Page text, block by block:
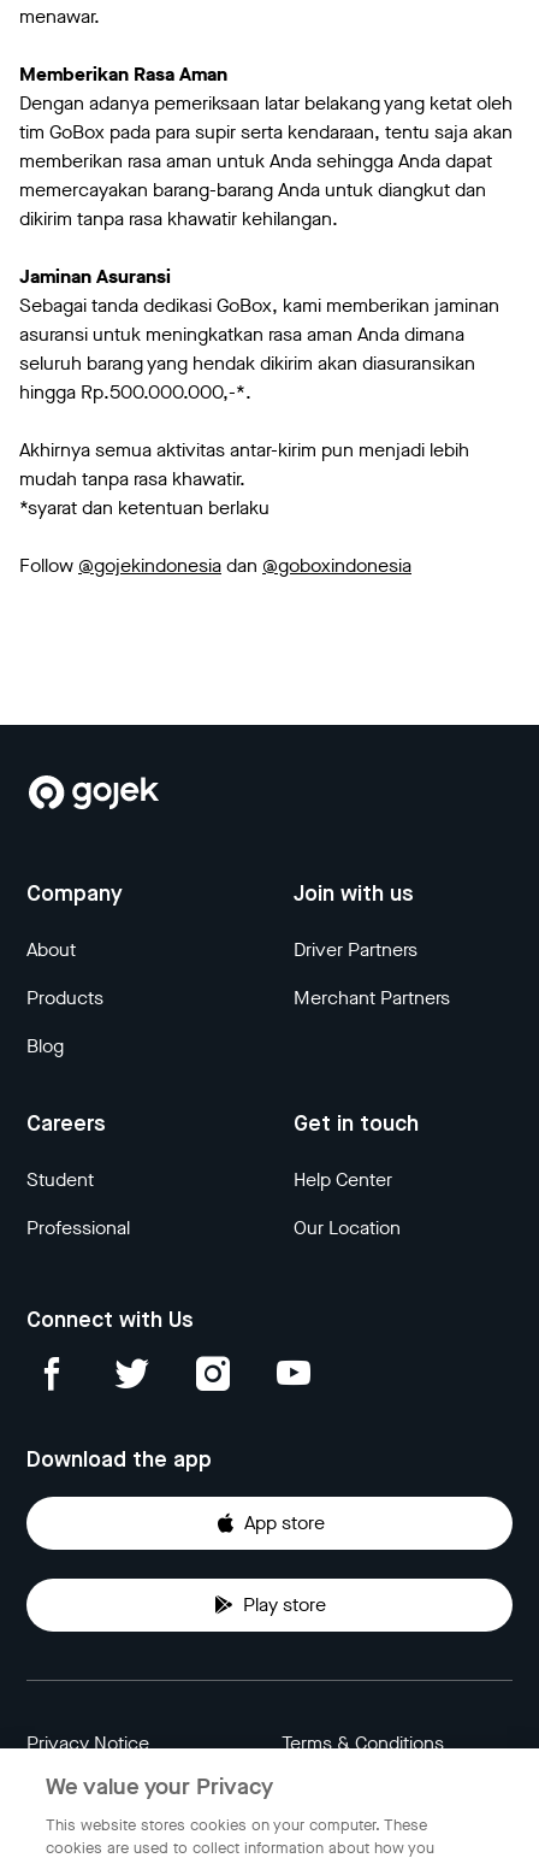
menawar.
Memberikan Rasa Aman
Dengan adanya pemeriksaan latar belakang yang ketat oleh
tim GoBox pada para supir serta kendaraan, tentu saja akan
memberikan rasa aman untuk Anda sehingga Anda dapat
memercayakan barang-barang Anda untuk diangkut dan
dikirim tanpa rasa khawatir kehilangan.
Jaminan Asuransi
Sebagai tanda dedikasi GoBox, kami memberikan jaminan
asuransi untuk meningkatkan rasa aman Anda dimana
seluruh barang yang hendak dikirim akan diasuransikan
hingga Rp.500.000.000,-*.
Akhirnya semua aktivitas antar-kirim pun menjadi lebih
mudah tanpa rasa khawatir.
*syarat dan ketentuan berlaku
Follow @gojekindonesiadan @goboxindonesia
Company
About
Products
Blog
Join with us
Driver Partners
Merchant Partners
Careers
Student
Professional
Get in touch
Help Center
Our Location
Connect with Us
Download the app
App store
Play store
Privacy Notice Terms & Conditions
Data Attribution
We value your Privacy
This website stores cookies on your computer. These
cookies are used to collect information about how you